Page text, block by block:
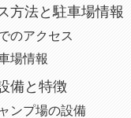
方法と駐車場情報
のアクセス
場情報
備と特徴
ンプ場の設備